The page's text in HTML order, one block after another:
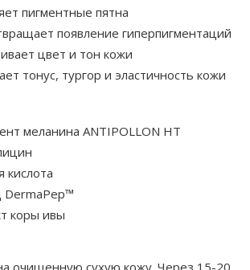
пигментные пятна
появление гиперпигментаций
цвет и тон кожи
тонус, тургор и эластичность кожи
меланина ANTIPOLLON HT
кислота
DermaPep™
коры ивы
очищенную сухую кожу. Через 15-20